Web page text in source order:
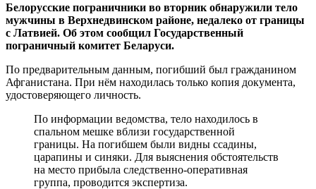
Белорусские пограничники во вторник обнаружили тело
мужчины в Верхнедвинском районе, недалеко от границы
с Латвией. Об этом сообщил Государственный
пограничный комитет Беларуси.
По предварительным данным, погибший был гражданином
Афганистана. При нём находилась только копия документа,
удостоверяющего личность.
По информации ведомства, тело находилось в
спальном мешке вблизи государственной
границы. На погибшем были видны ссадины,
царапины и синяки. Для выяснения обстоятельств
на место прибыла следственно-оперативная
группа, проводится экспертиза.